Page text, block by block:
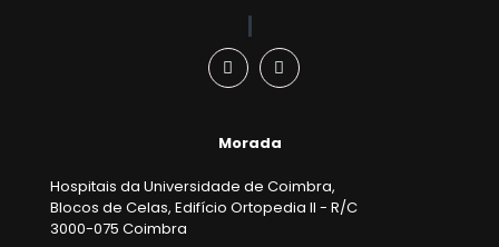
Morada
Hospitais da Universidade de Coimbra,
Blocos de Celas, Edifício Ortopedia II - R/C
3000-075 Coimbra